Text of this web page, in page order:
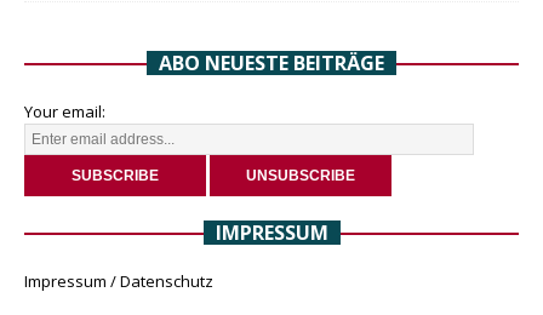
ABO NEUESTE BEITRÄGE
Your email:
IMPRESSUM
Impressum / Datenschutz